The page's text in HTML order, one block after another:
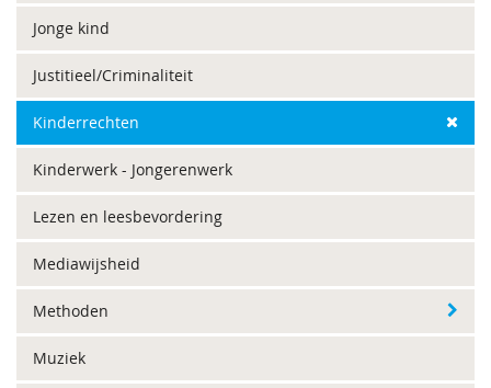
Jonge kind
Justitieel/Criminaliteit
Kinderrechten
Kinderwerk - Jongerenwerk
Lezen en leesbevordering
Mediawijsheid
Methoden
Muziek